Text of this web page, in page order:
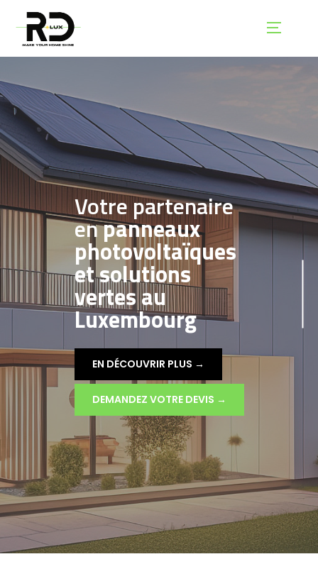
Votre partenaire
enpanneaux
photovoltaïques
et solutions
vertes au
Luxembourg
EN DÉCOUVRIR PLUS →
DEMANDEZ VOTRE DEVIS →